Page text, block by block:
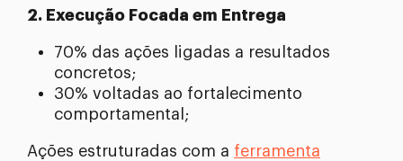
2. Execução Focada em Entrega
70% das ações ligadas a resultados
concretos;
30% voltadas ao fortalecimento
comportamental;
Ações estruturadas com a ferramenta